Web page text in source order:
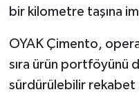
bir kilometre taşına
OYAK Çimento,
sıra ürün portföyünü
sürdürülebilir rekabet